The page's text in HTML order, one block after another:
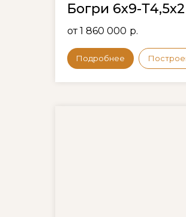
Богри 6х9-Т4,5х2
от 1 860 000 р.
Подробнее